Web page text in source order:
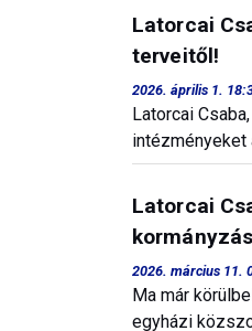
Latorcai
terveitől!
2026. április 1.
Latorcai
intézményeket
Latorcai
2026. március 11.
Ma már
egyházi